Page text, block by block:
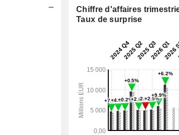
Chiffre d'affaires
Taux de surprise